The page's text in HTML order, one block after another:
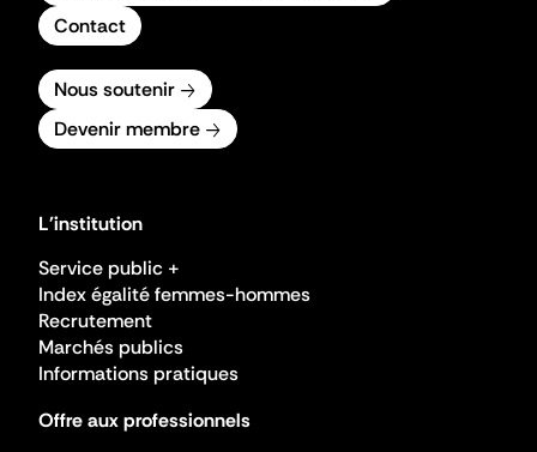
Contact
Nous soutenir
Devenir membre
L'institution
Service public +
Index égalité femmes-hommes
Recrutement
Marchés publics
Informations pratiques
Offre aux professionnels